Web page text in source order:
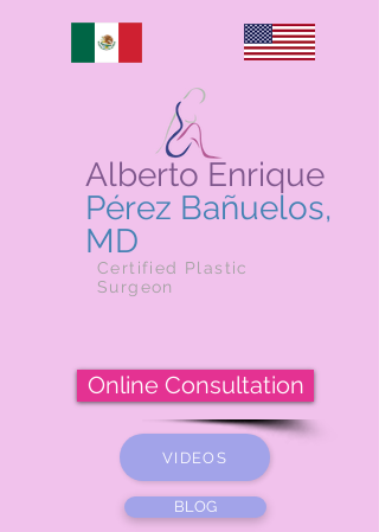
Alberto Enrique
Pérez Bañuelos,
MD
Certified Plastic
Surgeon
Online Consultation
VIDEOS
BLOG